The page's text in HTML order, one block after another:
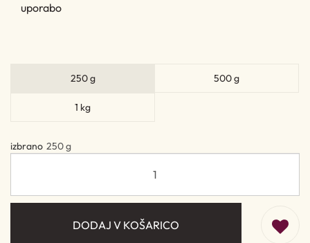
uporabo
250 g 500 g
1 kg
izbrano 250 g
DODAJ V KOŠARICO